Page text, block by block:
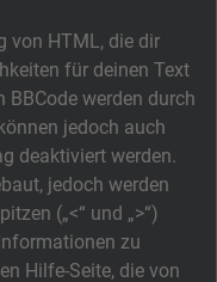
von HTML, die dir
für deinen Text
BBCode werden durch
jedoch auch
deaktiviert werden.
jedoch werden
(„<“ und „>“)
zu
Hilfe-Seite, die von